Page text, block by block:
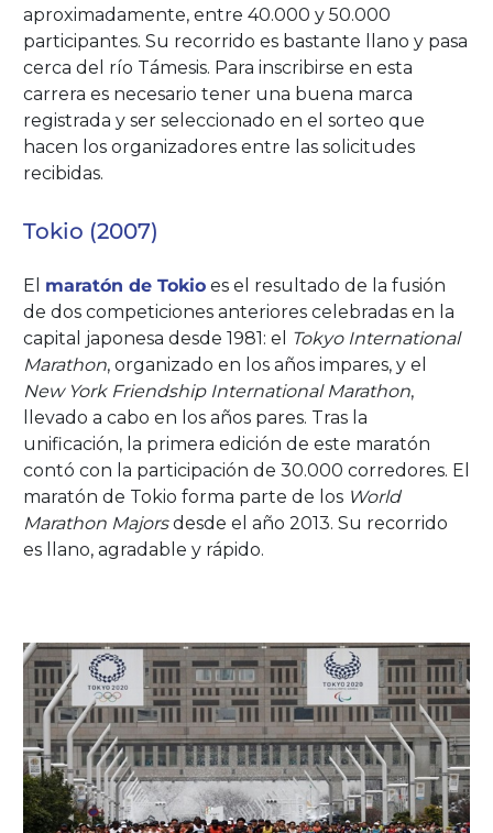
aproximadamente, entre 40.000 y 50.000
participantes. Su recorrido es bastante llano y pasa
cerca del río Támesis. Para inscribirse en esta
carrera es necesario tener una buena marca
registrada y ser seleccionado en el sorteo que
hacen los organizadores entre las solicitudes
recibidas.
Tokio (2007)
El maratón de Tokioes el resultado de la fusión
de dos competiciones anteriores celebradas en la
capital japonesa desde 1981: el
Tokyo International
Marathon, organizado en los años impares, y el
New York Friendship International Marathon,
llevado a cabo en los años pares. Tras la
unificación, la primera edición de este maratón
contó con la participación de 30.000 corredores. El
maratón de Tokio forma parte de los World
Marathon Majorsdesde el año 2013. Su recorrido
es llano, agradable y rápido.